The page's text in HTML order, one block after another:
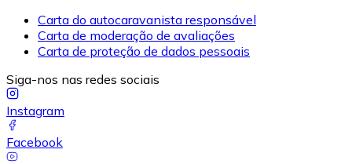
Carta do autocaravanista responsável
Carta de moderação de avaliações
Carta de proteção de dados pessoais
Siga-nos nas redes sociais
Instagram
Facebook